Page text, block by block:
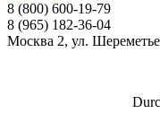
8 (800) 600-19-79
8 (965) 182-36-04
Москва 2, ул.